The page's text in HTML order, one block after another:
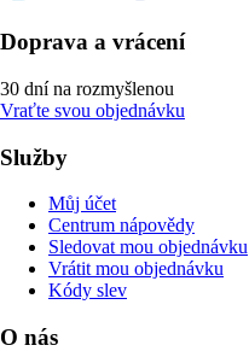
Doprava a vrácení
30 dní na rozmyšlenou
Vraťte svou objednávku
Služby
Můj účet
Centrum nápovědy
Sledovat mou objednávku
Vrátit mou objednávku
Kódy slev
O nás